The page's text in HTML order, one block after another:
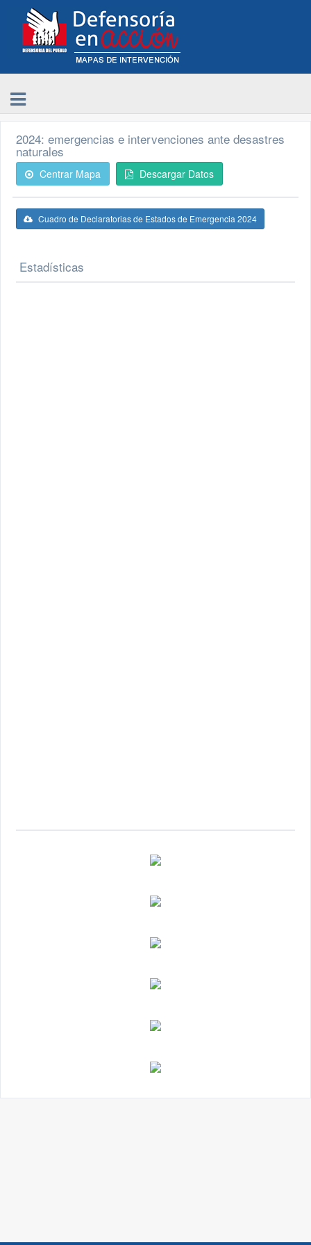
2024: emergencias e intervenciones ante desastres
naturales
Centrar Mapa Descargar Datos
Cuadro de Declaratorias de Estados de Emergencia 2024
Estadísticas